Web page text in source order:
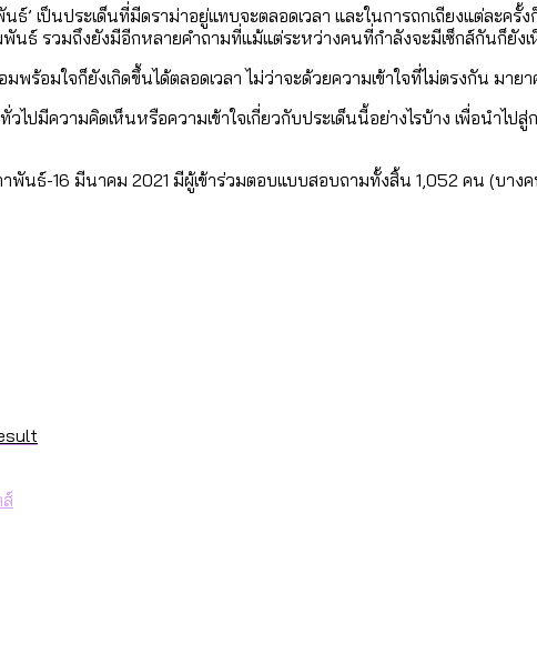
: แต่ละเขตมีปัญหาอะไรที่ ส.ก. ต้องทำการบ้าน
ที่ร่วมสังเกตการณ์การเลือกตั้งชวนคุยกันถึงบทเรียนที่เ
รแก้ปัญหาให้คนที่อาศัยอยู่ในกรุงเทพฯ
ดิบ]
ไปทิ้งที่ ฉะเชิงเทรา นครปฐม และล่าสุดที่กาญจนบุรี
ม 4 ปี (2566-2569) ของ กทม. ในยุคชัชชาติ ลงเขตไหน ทำ
ถูกผลิตซ้ำผ่านวิดีโอ AI ในช่วงความขัดแย้งไทย-กัมพูชา [ข้
ำรวจ Hate Speech ที่ถูกผลิตซ้ำผ่านวิดีโอ AI ในช่วงคว
: สำรวจคอนเสิร์ตและแฟนมีตติ้งในไทยจำนวน 526 งาน
ส่งออกภาพลักษณ์แบบไหนสู่สายตาโลก
นช่วงที่มีการใช้งบคาบเกี่ยวในยุคชัชชาติ มีอะไร ใช้งบแค่ไ
ทียบกับจำนวนควันบุหรี่ที่เข้าปอด [ข้อมูลดิบ]
พฯ ผ่าน Bangkok Index 2025
นกรุงเทพฯ ผ่าน Bangkok Index 2025
ดิบ]
6 จังหวัดเป็นสังคมสูงวัยระดับสุดยอด และ 64 จังหวัดที่ต
บ]
พฯ 2568 [ข้อมูลดิบ]
มรสเท่าเทียม [ข้อมูลดิบ]
เป็นประเด็นที่มีดราม่าอยู่แทบจะตลอดเวลา และในการถกเถียงแต่ละค
ธ์ รวมถึงยังมีอีกหลายคำถามที่แม้แต่ระหว่างคนที่กำลังจะมีเซ็กส์กันก็ยังเ
ร้อมใจก็ยังเกิดขึ้นได้ตลอดเวลา ไม่ว่าจะด้วยความเข้าใจที่ไม่ตรงกัน มา
ปมีความคิดเห็นหรือความเข้าใจเกี่ยวกับประเด็นนี้อย่างไรบ้าง เพื่อนำไ
นธ์-16 มีนาคม 2021 มีผู้เข้าร่วมตอบแบบสอบถามทั้งสิ้น 1,052 คน (บาง
ส์